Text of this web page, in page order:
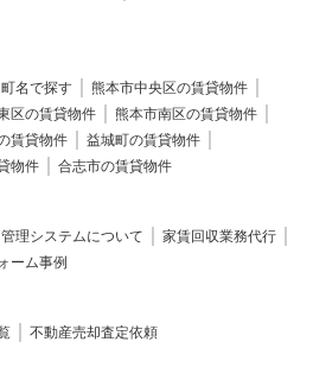
町名で探す
熊本市中央区の賃貸物件
区の賃貸物件
熊本市南区の賃貸物件
賃貸物件
益城町の賃貸物件
物件 合志市の賃貸物件
管理システムについて
家賃回収業務代行
ーム事例
不動産売却査定依頼